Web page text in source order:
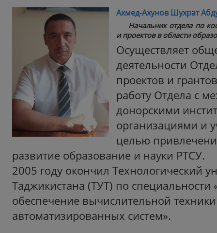
Ахмед-Ахунов Шухрат
Начальник отдела по
и проектов в области
Осуществляет
деятельности
проектов и
работу Отдела с
донорскими
организациями и
целью
развитие образование и науки РТСУ.
2005 году окончил Технологический
Таджикистана (ТУТ) по
обеспечение вычислительной
автоматизированных систем».